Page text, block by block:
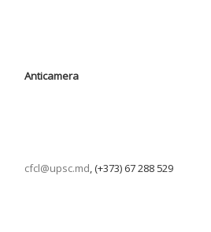
Anticamera
cfcl@upsc.md, (+373) 67 288 529